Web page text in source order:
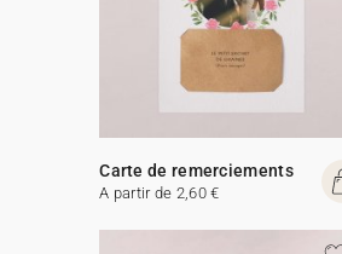
Carte de remerciements
A partir de 2,60 €